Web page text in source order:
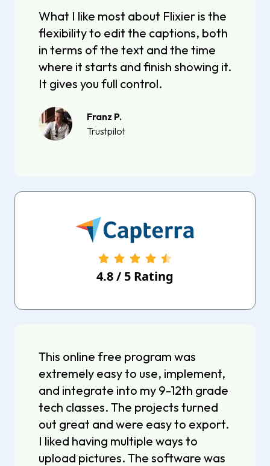
What I like most about Flixier is the
flexibility to edit the captions, both
in terms of the text and the time
where it starts and finish showing it.
It gives you full control.
Franz P.
Trustpilot
4.8/ 5 Rating
This online free program was
extremely easy to use, implement,
and integrate into my 9-12th grade
tech classes. The projects turned
out great and were easy to export.
I liked having multiple ways to
upload pictures. The software was